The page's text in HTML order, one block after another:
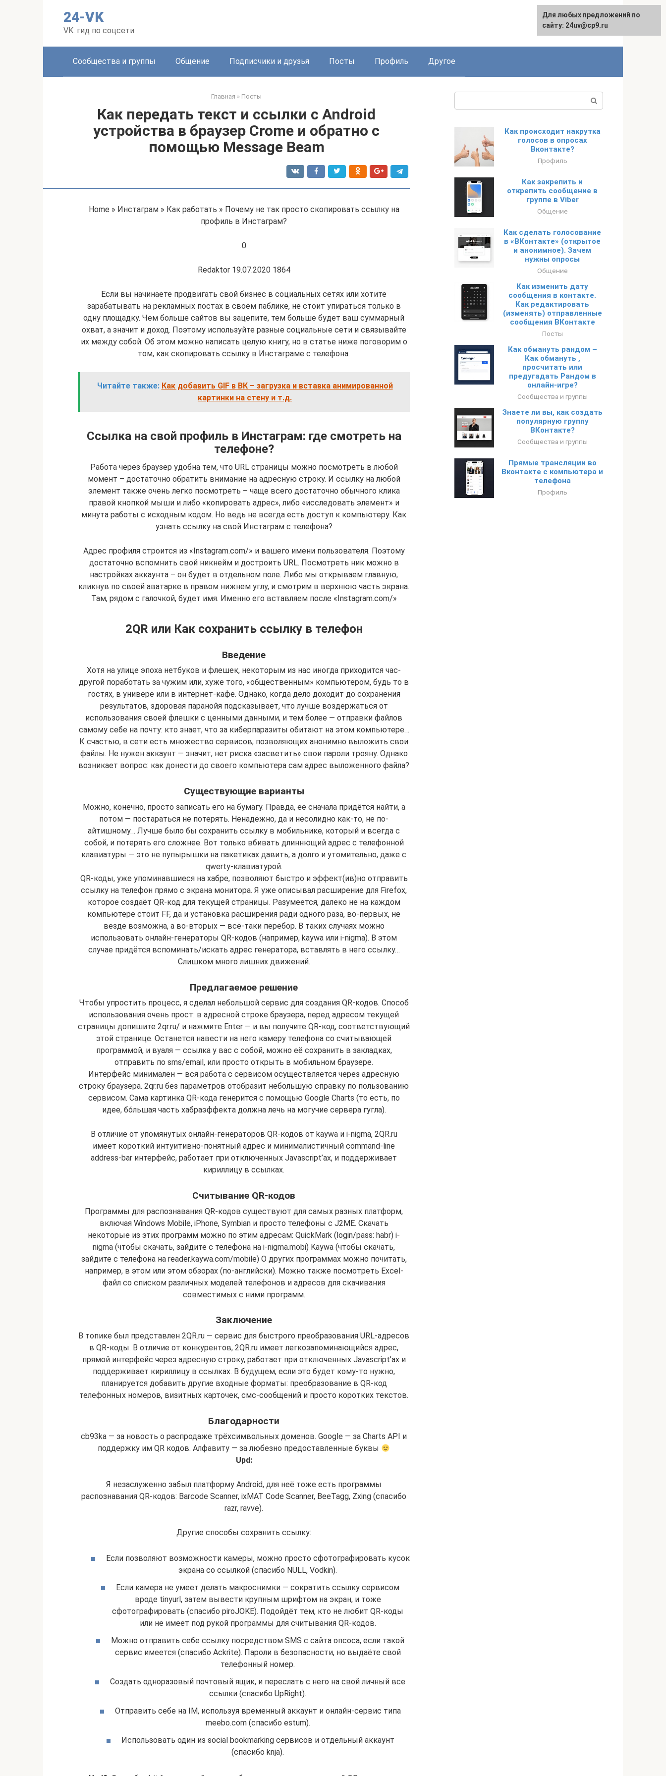
24-VK
VK: гид по соцсети
Сообщества и группы Общение Подписчики и друзья Посты Профиль Другое
Главная » Посты
Как передать текст и ссылки с Android
устройства в браузер Crome и обратно с
помощью Message Beam
Home » Инстаграм » Как работать » Почему не так просто скопировать ссылку на
профиль в Инстаграм?
0
Redaktor 19.07.2020 1864
Если вы начинаете продвигать свой бизнес в социальных сетях или хотите
зарабатывать на рекламных постах в своём паблике, не стоит упираться только в
одну площадку. Чем больше сайтов вы зацепите, тем больше будет ваш суммарный
охват, а значит и доход. Поэтому используйте разные социальные сети и связывайте
их между собой. Об этом можно написать целую книгу, но в статье ниже поговорим о
том, как скопировать ссылку в Инстаграме с телефона.
Читайте также: Как добавить GIF в ВК – загрузка и вставка анимированной
картинки на стену и т.д.
Ссылка на свой профиль в Инстаграм: где смотреть на
телефоне?
Работа через браузер удобна тем, что URL страницы можно посмотреть в любой
момент – достаточно обратить внимание на адресную строку. И ссылку на любой
элемент также очень легко посмотреть – чаще всего достаточно обычного клика
правой кнопкой мыши и либо «копировать адрес», либо «исследовать элемент» и
минута работы с исходным кодом. Но ведь не всегда есть доступ к компьютеру. Как
узнать ссылку на свой Инстаграм с телефона?
Адрес профиля строится из «Instagram.com/» и вашего имени пользователя. Поэтому
достаточно вспомнить свой никнейм и достроить URL. Посмотреть ник можно в
настройках аккаунта – он будет в отдельном поле. Либо мы открываем главную,
кликнув по своей аватарке в правом нижнем углу, и смотрим в верхнюю часть экрана.
Там, рядом с галочкой, будет имя. Именно его вставляем после «Instagram.com/»
2QR или Как сохранить ссылку в телефон
Введение
Хотя на улице эпоха нетбуков и флешек, некоторым из нас иногда приходится час-
другой поработать за чужим или, хуже того, «общественным» компьютером, будь то в
гостях, в универе или в интернет-кафе. Однако, когда дело доходит до сохранения
результатов, здоровая паранойя подсказывает, что лучше воздержаться от
использования своей флешки с ценными данными, и тем более — отправки файлов
самому себе на почту: кто знает, что за киберпаразиты обитают на этом компьютере…
К счастью, в сети есть множество сервисов, позволяющих анонимно выложить свои
файлы. Не нужен аккаунт — значит, нет риска «засветить» свои пароли трояну. Однако
возникает вопрос: как донести до своего компьютера сам адрес выложенного файла?
Существующие варианты
Можно, конечно, просто записать его на бумагу. Правда, её сначала придётся найти, а
потом — постараться не потерять. Ненадёжно, да и несолидно как-то, не по-
айтишному… Лучше было бы сохранить ссылку в мобильнике, который и всегда с
собой, и потерять его сложнее. Вот только вбивать длиннющий адрес с телефонной
клавиатуры — это не пупырышки на пакетиках давить, а долго и утомительно, даже с
qwerty-клавиатурой.
QR-коды, уже упоминавшиеся на хабре, позволяют быстро и эффект(ив)но отправить
ссылку на телефон прямо с экрана монитора. Я уже описывал расширение для Firefox,
которое создаёт QR-код для текущей страницы. Разумеется, далеко не на каждом
компьютере стоит FF, да и установка расширения ради одного раза, во-первых, не
везде возможна, а во-вторых — всё-таки перебор. В таких случаях можно
использовать онлайн-генераторы QR-кодов (например, kaywa или i-nigma). В этом
случае придётся вспоминать/искать адрес генератора, вставлять в него ссылку…
Слишком много лишних движений.
Предлагаемое решение
Чтобы упростить процесс, я сделал небольшой сервис для создания QR-кодов. Способ
использования очень прост: в адресной строке браузера, перед адресом текущей
страницы допишите 2qr.ru/ и нажмите Enter — и вы получите QR-код, соответствующий
этой странице. Останется навести на него камеру телефона со считывающей
программой, и вуаля — ссылка у вас с собой, можно её сохранить в закладках,
отправить по sms/email, или просто открыть в мобильном браузере.
Интерфейс минимален — вся работа с сервисом осуществляется через адресную
строку браузера. 2qr.ru без параметров отобразит небольшую справку по пользованию
сервисом. Сама картинка QR-кода генерится с помощью Google Charts (то есть, по
идее, бóльшая часть хабраэффекта должна лечь на могучие сервера гугла).
В отличие от упомянутых онлайн-генераторов QR-кодов от kaywa и i-nigma, 2QR.ru
имеет короткий интуитивно-понятный адрес и минималистичный command-line
address-bar интерфейс, работает при отключенных Javascript’ах, и поддерживает
кириллицу в ссылках.
Считывание QR-кодов
Программы для распознавания QR-кодов существуют для самых разных платформ,
включая Windows Mobile, iPhone, Symbian и просто телефоны с J2ME. Скачать
некоторые из этих программ можно по этим адресам: QuickMark (login/pass: habr) i-
nigma (чтобы скачать, зайдите с телефона на i-nigma.mobi) Kaywa (чтобы скачать,
зайдите с телефона на reader.kaywa.com/mobile) О других программах можно почитать,
например, в этом или этом обзорах (по-английски). Можно также посмотреть Excel-
файл со списком различных моделей телефонов и адресов для скачивания
совместимых с ними программ.
Заключение
В топике был представлен 2QR.ru — сервис для быстрого преобразования URL-адресов
в QR-коды. В отличие от конкурентов, 2QR.ru имеет легкозапоминающийся адрес,
прямой интерфейс через адресную строку, работает при отключенных Javascript’ах и
поддерживает кириллицу в ссылках. В будущем, если это будет кому-то нужно,
планируется добавить другие входные форматы: преобразование в QR-код
телефонных номеров, визитных карточек, смс-сообщений и просто коротких текстов.
Благодарности
cb93ka — за новость о распродаже трёхсимвольных доменов. Google — за Charts API и
поддержку им QR кодов. Алфавиту — за любезно предоставленные буквы
Upd:
Я незаслуженно забыл платформу Android, для неё тоже есть программы
распознавания QR-кодов: Barcode Scanner, ixMAT Code Scanner, BeeTagg, Zxing (спасибо
razr, ravve).
Другие способы сохранить ссылку:
Если позволяют возможности камеры, можно просто сфотографировать кусок
экрана со ссылкой (спасибо NULL, Vodkin).
Если камера не умеет делать макроснимки — сократить ссылку сервисом
вроде tinyurl, затем вывести крупным шрифтом на экран, и тоже
сфотографировать (спасибо piroJOKE). Подойдёт тем, кто не любит QR-коды
или не имеет под рукой программы для считывания QR-кодов.
Можно отправить себе ссылку посредством SMS с сайта опсоса, если такой
сервис имеется (спасибо Ackrite). Пароли в безопасности, но выдаёте свой
телефонный номер.
Создать одноразовый почтовый ящик, и переслать с него на свой личный все
ссылки (спасибо UpRight).
Отправить себе на IM, используя временный аккаунт и онлайн-сервис типа
meebo.com (спасибо estum).
Использовать один из social bookmarking сервисов и отдельный аккаунт
(спасибо knja).
Как происходит накрутка
голосов в опросах
Вконтакте?
Профиль
Как закрепить и
открепить сообщение в
группе в Viber
Общение
Как сделать голосование
в «ВКонтакте» (открытое
и анонимное). Зачем
нужны опросы
Общение
Как изменить дату
сообщения в контакте.
Как редактировать
(изменять) отправленные
сообщения ВКонтакте
Посты
Как обмануть рандом –
Как обмануть ,
просчитать или
предугадать Рандом в
онлайн-игре?
Сообщества и группы
Знаете ли вы, как создать
популярную группу
ВКонтакте?
Сообщества и группы
Прямые трансляции во
Вконтакте с компьютера и
телефона
Профиль
Для любых предложений по
сайту: 24uv@cp9.ru